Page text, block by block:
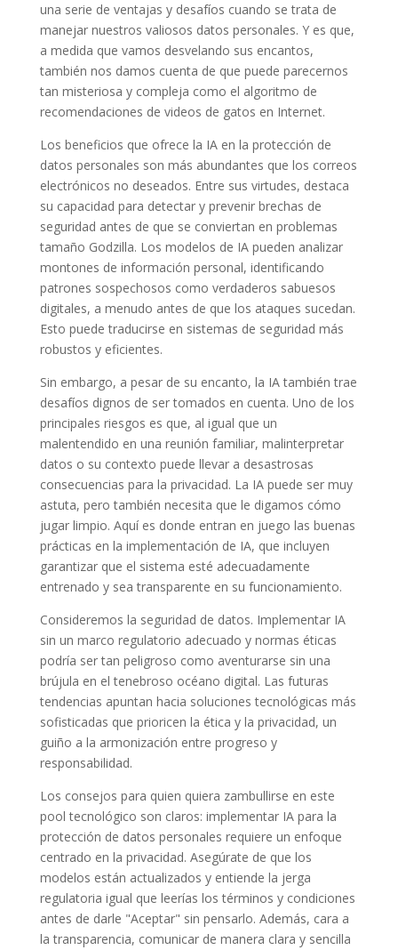
una serie de ventajas y desafíos cuando se trata de
manejar nuestros valiosos datos personales. Y es que,
a medida que vamos desvelando sus encantos,
también nos damos cuenta de que puede parecernos
tan misteriosa y compleja como el algoritmo de
recomendaciones de videos de gatos en Internet.
Los beneficios que ofrece la IA en la protección de
datos personales son más abundantes que los correos
electrónicos no deseados. Entre sus virtudes, destaca
su capacidad para detectar y prevenir brechas de
seguridad antes de que se conviertan en problemas
tamaño Godzilla. Los modelos de IA pueden analizar
montones de información personal, identificando
patrones sospechosos como verdaderos sabuesos
digitales, a menudo antes de que los ataques sucedan.
Esto puede traducirse en sistemas de seguridad más
robustos y eficientes.
Sin embargo, a pesar de su encanto, la IA también trae
desafíos dignos de ser tomados en cuenta. Uno de los
principales riesgos es que, al igual que un
malentendido en una reunión familiar, malinterpretar
datos o su contexto puede llevar a desastrosas
consecuencias para la privacidad. La IA puede ser muy
astuta, pero también necesita que le digamos cómo
jugar limpio. Aquí es donde entran en juego las buenas
prácticas en la implementación de IA, que incluyen
garantizar que el sistema esté adecuadamente
entrenado y sea transparente en su funcionamiento.
Consideremos la seguridad de datos. Implementar IA
sin un marco regulatorio adecuado y normas éticas
podría ser tan peligroso como aventurarse sin una
brújula en el tenebroso océano digital. Las futuras
tendencias apuntan hacia soluciones tecnológicas más
sofisticadas que prioricen la ética y la privacidad, un
guiño a la armonización entre progreso y
responsabilidad.
Los consejos para quien quiera zambullirse en este
pool tecnológico son claros: implementar IA para la
protección de datos personales requiere un enfoque
centrado en la privacidad. Asegúrate de que los
modelos están actualizados y entiende la jerga
regulatoria igual que leerías los términos y condiciones
antes de darle "Aceptar" sin pensarlo. Además, cara a
la transparencia, comunicar de manera clara y sencilla